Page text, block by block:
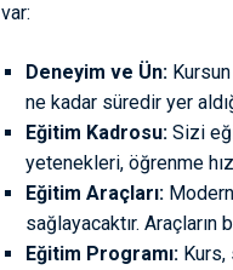
var:
Deneyim ve Ün:
ne kadar süredir yer
Eğitim Kadrosu: Sizi
yetenekleri, öğrenme
Eğitim Araçları:
sağlayacaktır. Araçların
Eğitim Programı: